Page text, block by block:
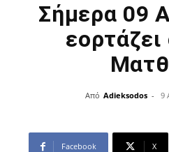
Σήμερα 09
εορτάζει
Από Adieksodos - 9
Facebook X